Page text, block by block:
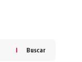
Buscar